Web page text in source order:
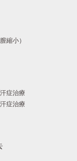
縮小）
症治療
症治療